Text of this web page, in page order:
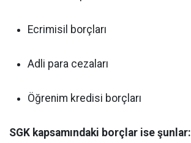
Ecrimisil borçları
Adli para cezaları
Öğrenim kredisi borçları
SGK kapsamındaki borçlar ise şunlar: